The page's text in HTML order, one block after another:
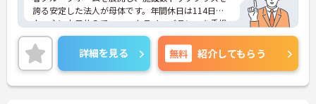
誇る安定した法人が母体です。年間休日は114日以
上、主に土日休みで、ワークライフバランスを重視
した働き方が可能です。産前産後・育児休暇制度も
あり、子育て世代も安心して働ける環境が整ってい
ます。一般社員研修や外部勉強会受講支援制度など
を通じて着実にスキルアップもできます。チームを
まとめ、メンバーの成長を後押しすることにやりが
詳細を見る 無料 紹介してもらう